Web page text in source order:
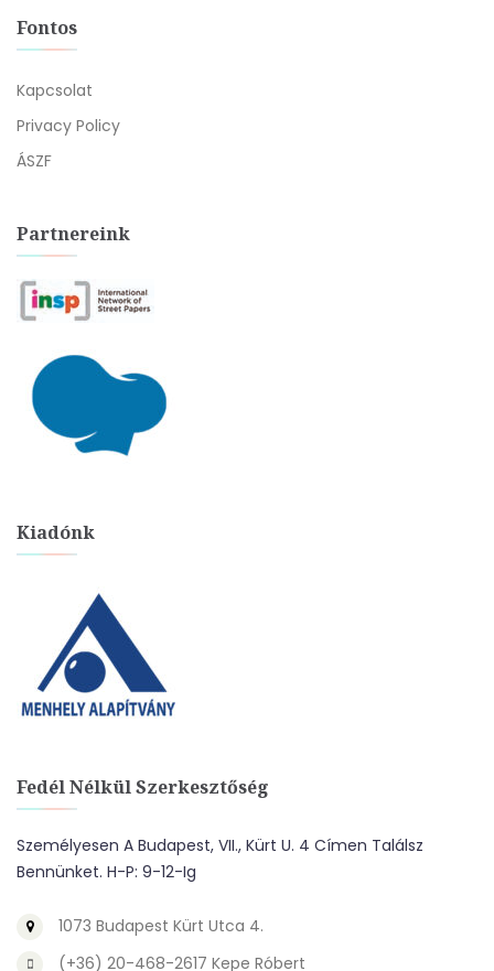
Fontos
Kapcsolat
Privacy Policy
ÁSZF
Partnereink
Kiadónk
Fedél Nélkül Szerkesztőség
Személyesen A Budapest, VII., Kürt U. 4 Címen Találsz
Bennünket. H-P: 9-12-Ig
1073 Budapest Kürt Utca 4.
(+36) 20-468-2617 Kepe Róbert